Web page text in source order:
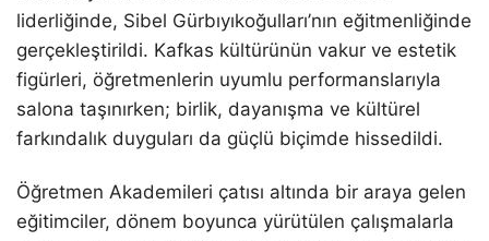
liderliğinde, Sibel Gürbıyıkoğulları’nın eğitmenliğinde
gerçekleştirildi. Kafkas kültürünün vakur ve estetik
figürleri, öğretmenlerin uyumlu performanslarıyla
salona taşınırken; birlik, dayanışma ve kültürel
farkındalık duyguları da güçlü biçimde hissedildi.
Öğretmen Akademileri çatısı altında bir araya gelen
eğitimciler, dönem boyunca yürütülen çalışmalarla